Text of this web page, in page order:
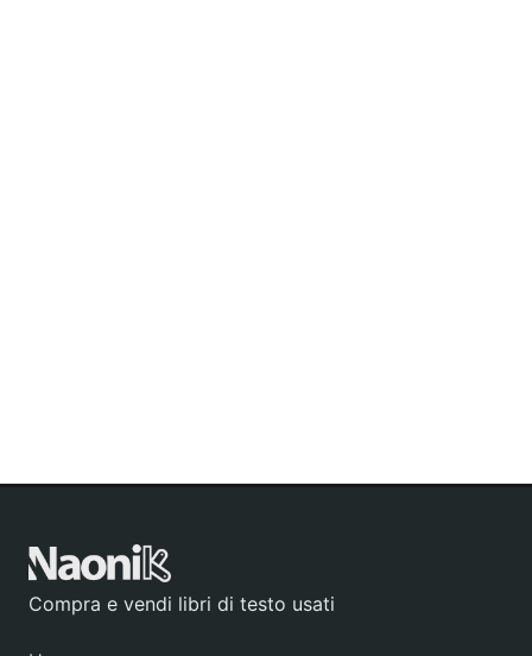
Compra e vendi libri di testo usati